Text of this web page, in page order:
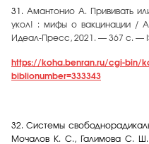
31. Амантонио А. Прививать
укол! : мифы о вакцинации /
Идеал-Пресс, 2021. — 367 с. —
https://koha.benran.ru/cgi-bin/
biblionumber=333343
32.Системы
Мочалов К. С., Галимова С.